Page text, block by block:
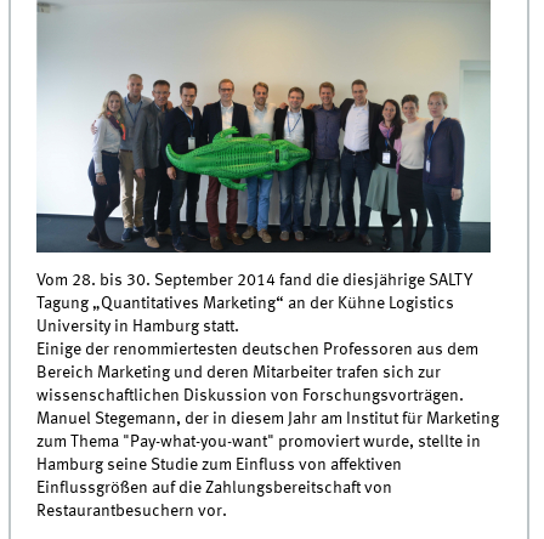
Vom 28. bis 30. September 2014 fand die diesjährige SALTY
Tagung „Quantitatives Marketing“ an der Kühne Logistics
University in Hamburg statt.
Einige der renommiertesten deutschen Professoren aus dem
Bereich Marketing und deren Mitarbeiter trafen sich zur
wissenschaftlichen Diskussion von Forschungsvorträgen.
Manuel Stegemann, der in diesem Jahr am Institut für Marketing
zum Thema "Pay-what-you-want" promoviert wurde, stellte in
Hamburg seine Studie zum Einfluss von affektiven
Einflussgrößen auf die Zahlungsbereitschaft von
Restaurantbesuchern vor.